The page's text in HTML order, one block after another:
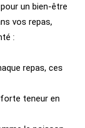
un bien-être
vos repas,
:
repas, ces
teneur en